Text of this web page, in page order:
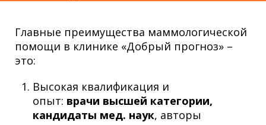
Главные преимущества маммологической
помощи в клинике «Добрый прогноз» –
это:
Высокая квалификация и
опыт: врачи высшей категории,
кандидаты мед. наук, авторы